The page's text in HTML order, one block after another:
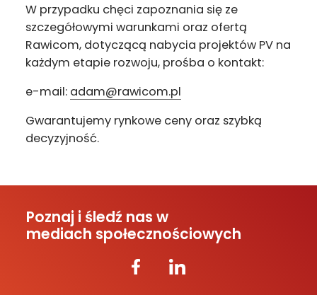
W przypadku chęci zapoznania się ze
szczegółowymi warunkami oraz ofertą
Rawicom, dotyczącą nabycia projektów PV na
każdym etapie rozwoju, prośba o kontakt:
e-mail: adam@rawicom.pl
Gwarantujemy rynkowe ceny oraz szybką
decyzyjność.
Poznaj i śledź nas w
mediach społecznościowych